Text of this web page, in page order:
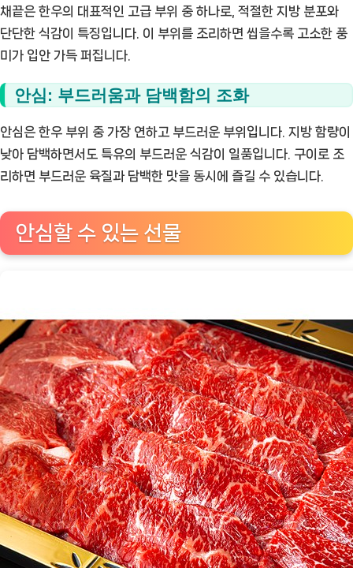
채끝은 한우의 대표적인 고급 부위 중 하나로, 적절한 지방 분포와
단단한 식감이 특징입니다. 이 부위를 조리하면 씹을수록 고소한 풍
미가 입안 가득 퍼집니다.
안심: 부드러움과 담백함의 조화
안심은 한우 부위 중 가장 연하고 부드러운 부위입니다. 지방 함량이
낮아 담백하면서도 특유의 부드러운 식감이 일품입니다. 구이로 조
리하면 부드러운 육질과 담백한 맛을 동시에 즐길 수 있습니다.
안심할 수 있는 선물